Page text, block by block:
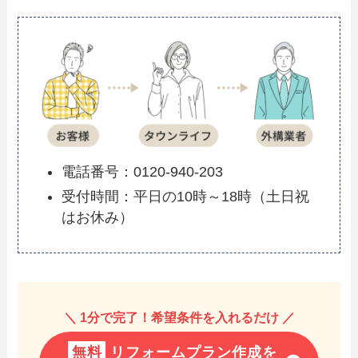
電話番号：0120-940-203
受付時間：平日の10時～18時（土日祝
はお休み）
＼ 1分で完了！希望条件を入れるだけ ／
無料
リフォームプラン作成を